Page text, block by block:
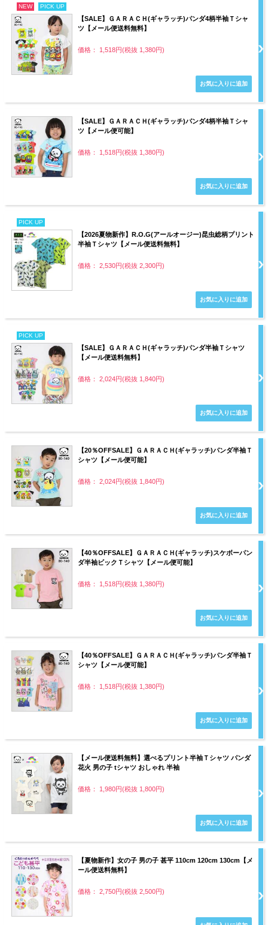
NEW PICK UP
【SALE】ＧＡＲＡＣＨ(ギャラッチ)パンダ4柄半袖Ｔシャ
ツ【メール便送料無料】
価格： 1,518円(税抜 1,380円)
【SALE】ＧＡＲＡＣＨ(ギャラッチ)パンダ4柄半袖Ｔシャ
ツ【メール便可能】
価格： 1,518円(税抜 1,380円)
PICK UP
【2026夏物新作】R.O.G(アールオージー)昆虫総柄プリント
半袖Ｔシャツ【メール便送料無料】
価格： 2,530円(税抜 2,300円)
PICK UP
【SALE】ＧＡＲＡＣＨ(ギャラッチ)パンダ半袖Ｔシャツ
【メール便送料無料】
価格： 2,024円(税抜 1,840円)
【20％OFFSALE】ＧＡＲＡＣＨ(ギャラッチ)パンダ半袖Ｔ
シャツ【メール便可能】
価格： 2,024円(税抜 1,840円)
【40％OFFSALE】ＧＡＲＡＣＨ(ギャラッチ)スケボーパン
ダ半袖ビックＴシャツ【メール便可能】
価格： 1,518円(税抜 1,380円)
【40％OFFSALE】ＧＡＲＡＣＨ(ギャラッチ)パンダ半袖Ｔ
シャツ【メール便可能】
価格： 1,518円(税抜 1,380円)
【メール便送料無料】選べるプリント半袖Ｔシャツ パンダ
花火 男の子 tシャツ おしゃれ 半袖
価格： 1,980円(税抜 1,800円)
【夏物新作】女の子 男の子 甚平 110cm 120cm 130cm【メ
ール便送料無料】
価格： 2,750円(税抜 2,500円)